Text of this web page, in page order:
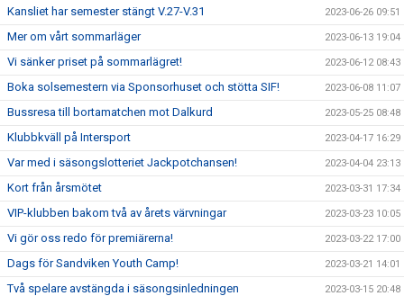
Kansliet har semester stängt V.27-V.31 2023-06-26 09:51
Mer om vårt sommarläger 2023-06-13 19:04
Vi sänker priset på sommarlägret! 2023-06-12 08:43
Boka solsemestern via Sponsorhuset och stötta SIF! 2023-06-08 11:07
Bussresa till bortamatchen mot Dalkurd 2023-05-25 08:48
Klubbkväll på Intersport 2023-04-17 16:29
Var med i säsongslotteriet Jackpotchansen! 2023-04-04 23:13
Kort från årsmötet 2023-03-31 17:34
VIP-klubben bakom två av årets värvningar 2023-03-23 10:05
Vi gör oss redo för premiärerna! 2023-03-22 17:00
Dags för Sandviken Youth Camp! 2023-03-21 14:01
Två spelare avstängda i säsongsinledningen 2023-03-15 20:48